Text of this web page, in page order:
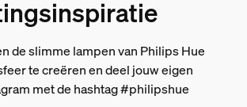
de slimme lampen van Philips Hue
te creëren en deel jouw eigen
met de hashtag #philipshue